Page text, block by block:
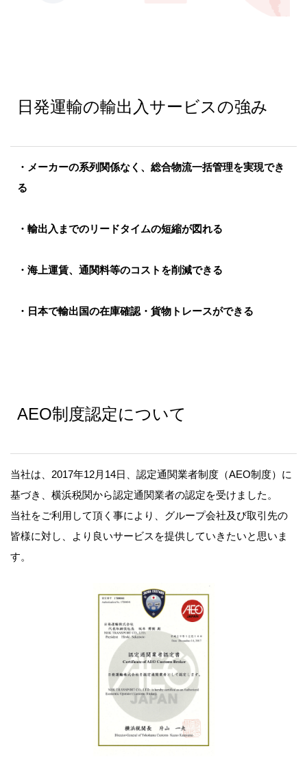
日発運輸の輸出入サービスの強み
・メーカーの系列関係なく、総合物流一括管理を実現でき
る
・輸出入までのリードタイムの短縮が図れる
・海上運賃、通関料等のコストを削減できる
・日本で輸出国の在庫確認・貨物トレースができる
AEO制度認定について
当社は、2017年12月14日、認定通関業者制度（AEO制度）に
基づき、横浜税関から認定通関業者の認定を受けました。
当社をご利用して頂く事により、グループ会社及び取引先の
皆様に対し、より良いサービスを提供していきたいと思いま
す。